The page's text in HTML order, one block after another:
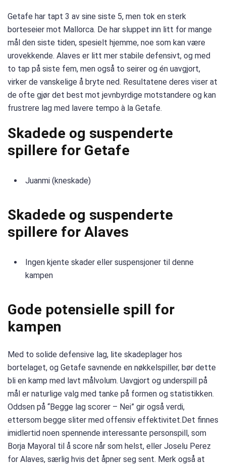
Getafe har tapt 3 av sine siste 5, men tok en sterk
borteseier mot Mallorca. De har sluppet inn litt for mange
mål den siste tiden, spesielt hjemme, noe som kan være
urovekkende. Alaves er litt mer stabile defensivt, og med
to tap på siste fem, men også to seirer og én uavgjort,
virker de vanskelige å bryte ned. Resultatene deres viser at
de ofte gjør det best mot jevnbyrdige motstandere og kan
frustrere lag med lavere tempo à la Getafe.
Skadede og suspenderte
spillere for Getafe
Juanmi (kneskade)
Skadede og suspenderte
spillere for Alaves
Ingen kjente skader eller suspensjoner til denne
kampen
Gode potensielle spill for
kampen
Med to solide defensive lag, lite skadeplager hos
bortelaget, og Getafe savnende en nøkkelspiller, bør dette
bli en kamp med lavt målvolum. Uavgjort og underspill på
mål er naturlige valg med tanke på formen og statistikken.
Oddsen på “Begge lag scorer – Nei” gir også verdi,
ettersom begge sliter med offensiv effektivitet.Det finnes
imidlertid noen spennende interessante personspill, som
Borja Mayoral til å score når som helst, eller Joselu Perez
for Alaves, særlig hvis det åpner seg sent. Merk også at